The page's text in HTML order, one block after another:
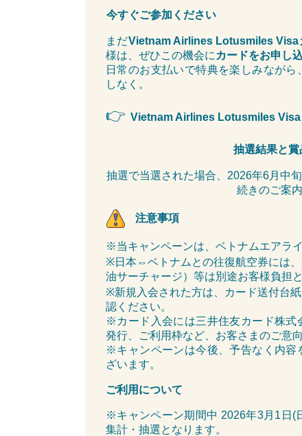
今すぐご参加ください
まだVietnam Airlines Lotusmiles Visa
様は、ぜひこの機会に カードをお申し
日常のお支払いで特典を楽しみながら
しなく。
👉 Vietnam Airlines Lotusmiles Visa
抽選結果と賞
抽選で当選された場合、2026年6月中
続きのご案
注意事項
※当キャンペーンは、ベトナムエアラ
※日本⇔ベトナムとの往復航空券には
油サーチャージ）等は別途お客様負担と
※新規入会された方は、カード送付台
認ください。
※カード入会には三井住友カード株式
発行、ご利用枠など、お客さまのご意
※キャンペーンは今後、予告なく内容
ざいます。
ご利用について
※キャンペーン期間中 2026年3月1日(
集計・抽選となります。